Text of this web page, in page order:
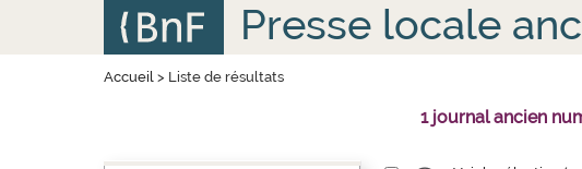
Presse locale
Accueil> Liste de résultats
1 journal ancien
Panneau de gestion des cookies